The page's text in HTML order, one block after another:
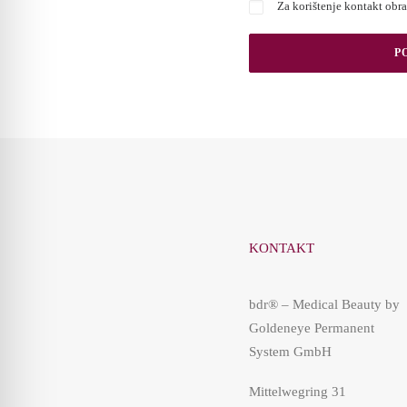
Za korištenje kontakt
KONTAKT
bdr® – Medical Beauty by
Goldeneye Permanent
System GmbH
Mittelwegring 31